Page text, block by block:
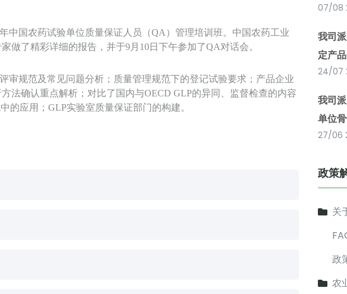
年中国农药试验单位质量保证人员（QA ）管理培训班。中国农药工业
做了精彩详细的报告，并于9月 10日下午参加了QA对话会。
审规范及常见问题分析；质量管理规范下的登记试验要求；产品企业
法确认重点解析；对比了国内与OECD GLP的异同、监督检查的内容
的应用； GLP实验室质量保证部门的构建。
07/08
我司
定产
24/07
我司
单位
27/06
政策
关
政
农